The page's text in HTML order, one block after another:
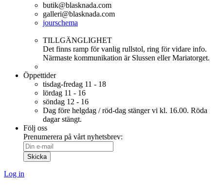
butik@blasknada.com
galleri@blasknada.com
jourschema
TILLGÄNGLIGHET
Det finns ramp för vanlig rullstol, ring för vidare info.
Närmaste kommunikation är Slussen eller Mariatorget.
Öppettider
tisdag-fredag 11 - 18
lördag 11 - 16
söndag 12 - 16
Dag före helgdag / röd-dag stänger vi kl. 16.00. Röda
dagar stängt.
Följ oss
Prenumerera på vårt nyhetsbrev:
Log in